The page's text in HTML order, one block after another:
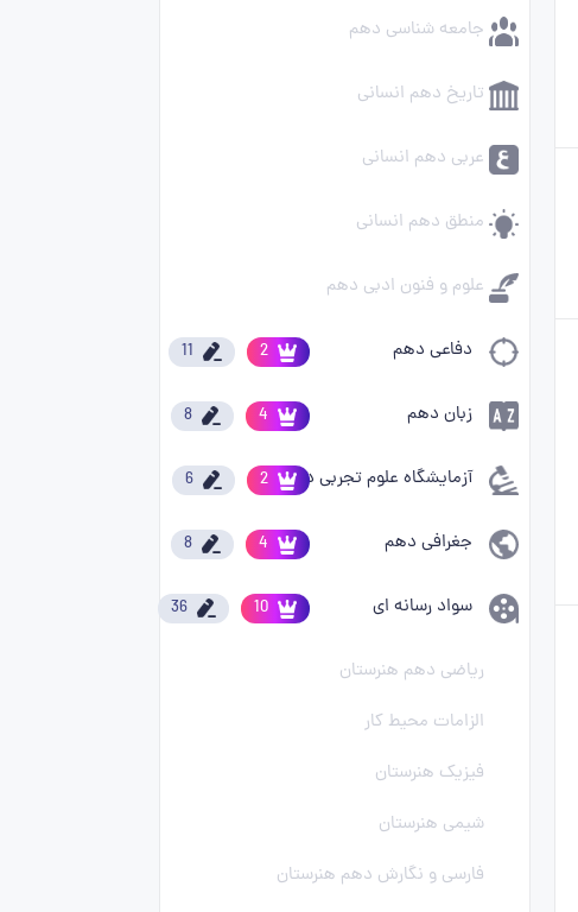
جامعه شناسی دهم
تاریخ دهم انسانی
عربی دهم انسانی
منطق دهم انسانی
علوم و فنون ادبی دهم
دفاعی دهم 2
11
زبان دهم 4
8
آزمایشگاه علوم تجربی دهم 2
6
جغرافی دهم 4
8
سواد رسانه ای 10
36
ریاضی دهم هنرستان
الزامات محیط کار
فیزیک هنرستان
شیمی هنرستان
فارسی و نگارش دهم هنرستان